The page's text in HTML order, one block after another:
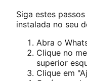
Siga estes
instalada no seu
Abra o
Clique no
superior
Clique em